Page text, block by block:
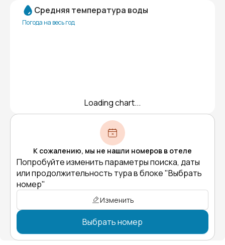
Средняя температура воды
Погода на весь год
Loading chart...
К сожалению, мы не нашли номеров в отеле
Попробуйте изменить параметры поиска, даты
или продолжительность тура в блоке "Выбрать
номер"
Изменить
Выбрать номер